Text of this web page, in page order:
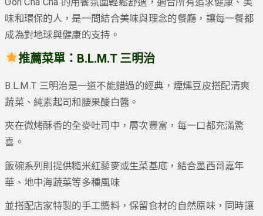
Ooh Cha Cha 的用餐氛圍輕鬆舒適，適合所有追求健康、美
味和環保的人，是一間結合美味與理念的餐廳，讓每一餐都
成為對地球與健康的支持。
推薦菜單：B.L.M.T 三明治
B.L.M.T 三明治是一道不能錯過的經典，煙燻豆皮搭配清爽
蔬菜、純素起司和腰果酸白醬。
夾在微烤酥香的全麥吐司中，層次豐富，每一口都充滿驚
喜。
飯碗系列則提供糙米紅藜麥或生菜基底，結合墨西哥嘉年
華、地中海蔬菜等多種風味
並搭配店家特製的手工醬料，保留食材的自然原味，同時讓